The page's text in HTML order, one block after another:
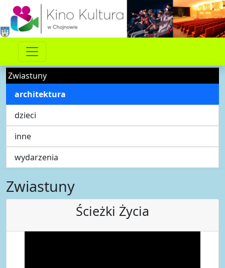
Zwiastuny
architektura
dzieci
inne
wydarzenia
Zwiastuny
Ścieżki Życia